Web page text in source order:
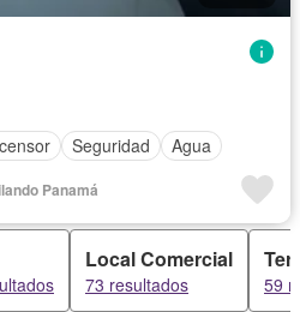
Seguridad Agua
Panamá
Local Comercial
73 resultados 59